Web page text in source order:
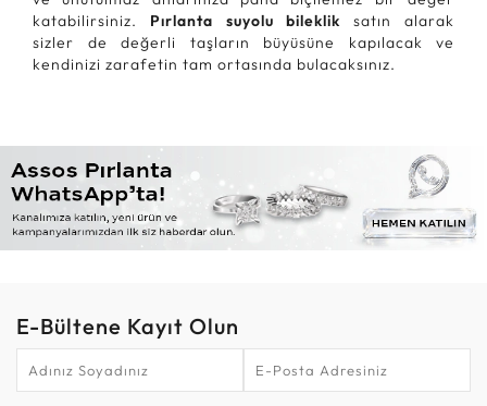
katabilirsiniz. Pırlanta suyolu bileklik satın alarak
sizler de değerli taşların büyüsüne kapılacak ve
kendinizi zarafetin tam ortasında bulacaksınız.
E-Bültene Kayıt Olun